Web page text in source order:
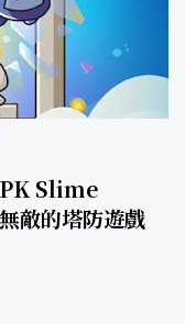
Slime
敵的塔防遊戲